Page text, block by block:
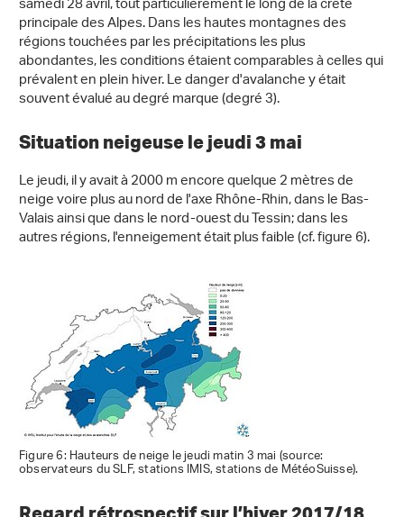
principale des Alpes. Dans les hautes montagnes des
régions touchées par les précipitations les plus
abondantes, les conditions étaient comparables à celles qui
prévalent en plein hiver. Le danger d'avalanche y était
souvent évalué au degré marque (degré 3).
Situation neigeuse le jeudi 3 mai
Le jeudi, il y avait à 2000 m encore quelque 2 mètres de
neige voire plus au nord de l'axe Rhône-Rhin, dans le Bas-
Valais ainsi que dans le nord-ouest du Tessin; dans les
autres régions, l'enneigement était plus faible (cf. figure 6).
Figure 6: Hauteurs de neige le jeudi matin 3 mai (source:
observateurs du SLF, stations IMIS, stations de MétéoSuisse).